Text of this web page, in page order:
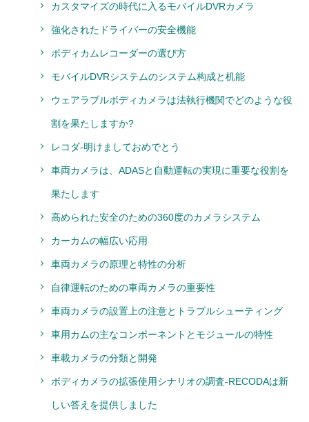
カスタマイズの時代に入るモバイルDVRカメラ
強化されたドライバーの安全機能
ボディカムレコーダーの選び方
モバイルDVRシステムのシステム构成と机能
ウェアラブルボディカメラは法執行機関でどのような役
割を果たしますか?
レコダ-明けましておめでとう
車両カメラは、ADASと自動運転の実現に重要な役割を
果たします
高められた安全のための360度のカメラシステム
カーカムの幅広い応用
車両カメラの原理と特性の分析
自律運転のための車両カメラの重要性
車両カメラの設置上の注意とトラブルシューティング
車用カムの主なコンポーネントとモジュールの特性
車載カメラの分類と開発
ボディカメラの拡張使用シナリオの調査-RECODAは新
しい答えを提供しました